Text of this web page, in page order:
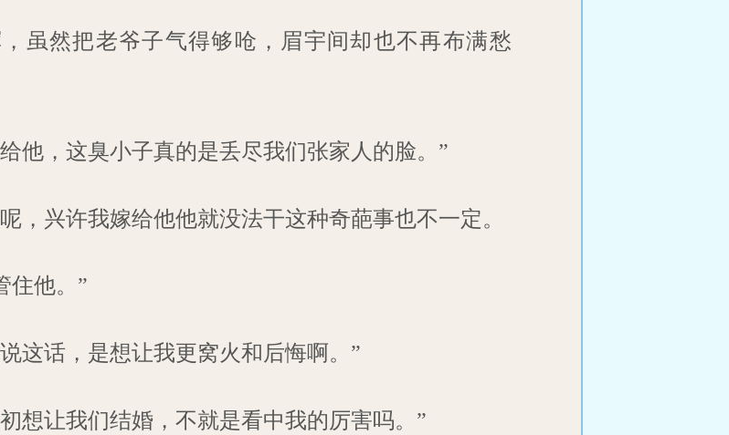
虽然把老爷子气得够呛，眉宇间却也不再布满愁
他，这臭小子真的是丢尽我们张家人的脸。”
，兴许我嫁给他他就没法干这种奇葩事也不一定。
住他。”
这话，是想让我更窝火和后悔啊。”
想让我们结婚，不就是看中我的厉害吗。”